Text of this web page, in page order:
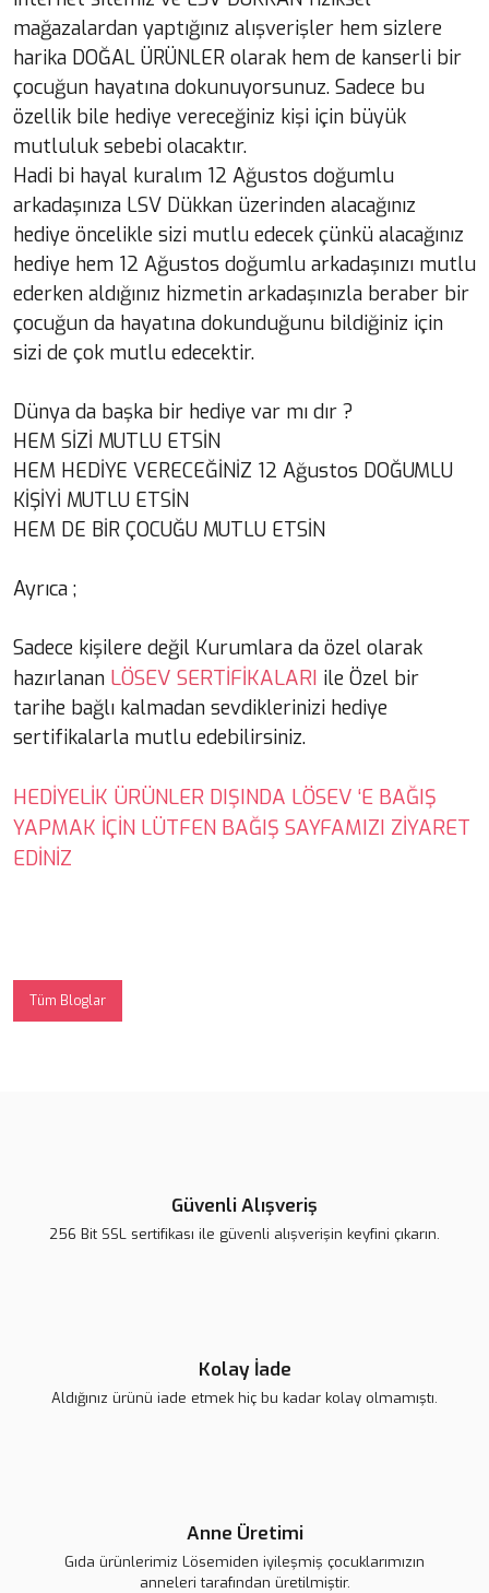
mağazalardan yaptığınız alışverişler hem sizlere
harika DOĞAL ÜRÜNLER olarak hem de kanserli bir
çocuğun hayatına dokunuyorsunuz. Sadece bu
özellik bile hediye vereceğiniz kişi için büyük
mutluluk sebebi olacaktır.
Hadi bi hayal kuralım 12 Ağustos doğumlu
arkadaşınıza LSV Dükkan üzerinden alacağınız
hediye öncelikle sizi mutlu edecek çünkü alacağınız
hediye hem 12 Ağustos doğumlu arkadaşınızı mutlu
ederken aldığınız hizmetin arkadaşınızla beraber bir
çocuğun da hayatına dokunduğunu bildiğiniz için
sizi de çok mutlu edecektir.
Dünya da başka bir hediye var mı dır ?
HEM SİZİ MUTLU ETSİN
HEM HEDİYE VERECEĞİNİZ 12 Ağustos DOĞUMLU
KİŞİYİ MUTLU ETSİN
HEM DE BİR ÇOCUĞU MUTLU ETSİN
Ayrıca ;
Sadece kişilere değil Kurumlara da özel olarak
hazırlanan LÖSEV SERTİFİKALARI ile Özel bir
tarihe bağlı kalmadan sevdiklerinizi hediye
sertifikalarla mutlu edebilirsiniz.
HEDİYELİK ÜRÜNLER DIŞINDA LÖSEV ‘E BAĞIŞ
YAPMAK İÇİN LÜTFEN BAĞIŞ SAYFAMIZI ZİYARET
EDİNİZ
Tüm Bloglar
Güvenli Alışveriş
256 Bit SSL sertifikası ile güvenli alışverişin keyfini çıkarın.
Kolay İade
Aldığınız ürünü iade etmek hiç bu kadar kolay olmamıştı.
Anne Üretimi
Gıda ürünlerimiz Lösemiden iyileşmiş çocuklarımızın
anneleri tarafından üretilmiştir.